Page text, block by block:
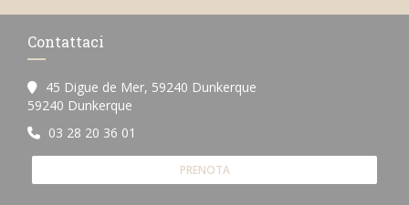
Contattaci
45 Digue de Mer, 59240 Dunkerque
59240 Dunkerque
03 28 20 36 01
PRENOTA